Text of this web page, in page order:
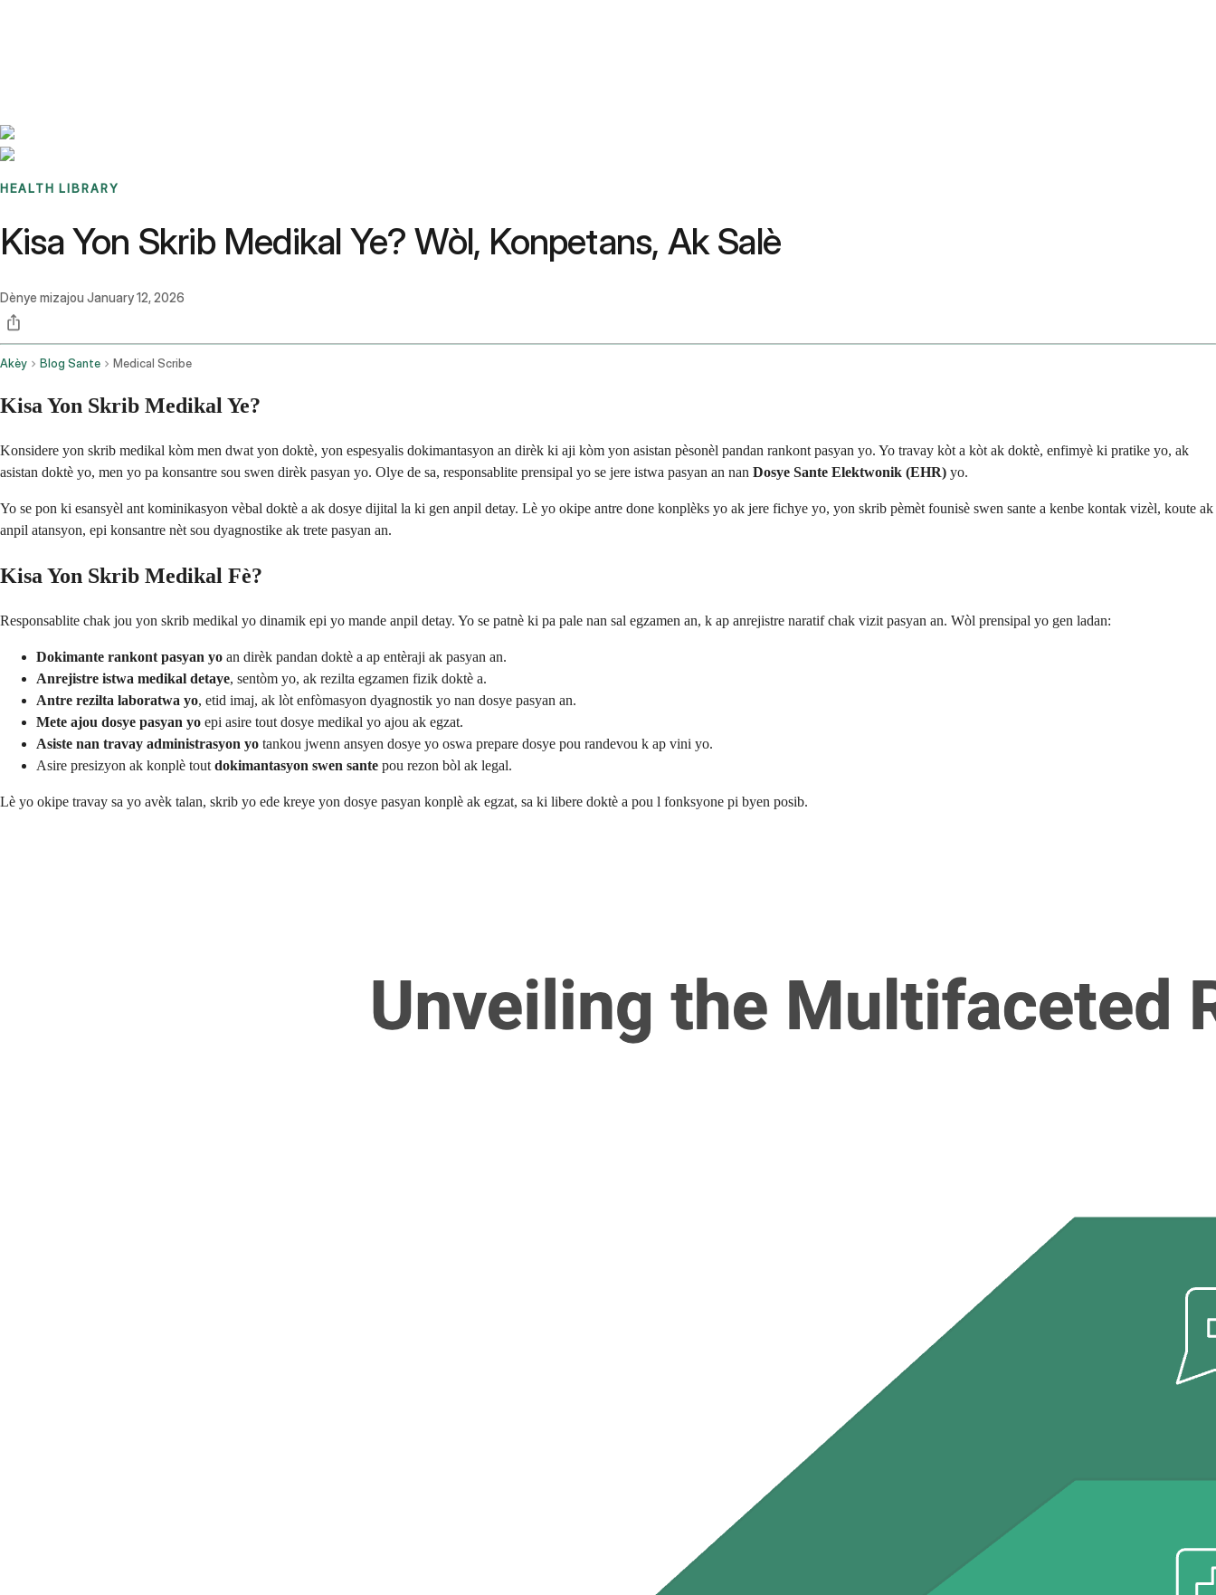
HEALTH LIBRARY
Kisa Yon Skrib Medikal Ye? Wòl, Konpetans, Ak Salè
Dènye mizajou January 12, 2026
Akèy Blog Sante Medical Scribe
Kisa Yon Skrib Medikal Ye?
Konsidere yon skrib medikal kòm men dwat yon doktè, yon espesyalis dokimantasyon an dirèk ki aji kòm yon asistan pèsonèl pandan rankont pasyan yo. Yo travay kòt a kòt ak doktè, enfimyè ki pratike yo, ak
asistan doktè yo, men yo pa konsantre sou swen dirèk pasyan yo. Olye de sa, responsablite prensipal yo se jere istwa pasyan an nan Dosye Sante Elektwonik (EHR) yo.
Yo se pon ki esansyèl ant kominikasyon vèbal doktè a ak dosye dijital la ki gen anpil detay. Lè yo okipe antre done konplèks yo ak jere fichye yo, yon skrib pèmèt founisè swen sante a kenbe kontak vizèl, koute ak
anpil atansyon, epi konsantre nèt sou dyagnostike ak trete pasyan an.
Kisa Yon Skrib Medikal Fè?
Responsablite chak jou yon skrib medikal yo dinamik epi yo mande anpil detay. Yo se patnè ki pa pale nan sal egzamen an, k ap anrejistre naratif chak vizit pasyan an. Wòl prensipal yo gen ladan:
Dokimante rankont pasyan yo an dirèk pandan doktè a ap entèraji ak pasyan an.
Anrejistre istwa medikal detaye, sentòm yo, ak rezilta egzamen fizik doktè a.
Antre rezilta laboratwa yo, etid imaj, ak lòt enfòmasyon dyagnostik yo nan dosye pasyan an.
Mete ajou dosye pasyan yo epi asire tout dosye medikal yo ajou ak egzat.
Asiste nan travay administrasyon yo tankou jwenn ansyen dosye yo oswa prepare dosye pou randevou k ap vini yo.
Asire presizyon ak konplè tout dokimantasyon swen sante pou rezon bòl ak legal.
Lè yo okipe travay sa yo avèk talan, skrib yo ede kreye yon dosye pasyan konplè ak egzat, sa ki libere doktè a pou l fonksyone pi byen posib.